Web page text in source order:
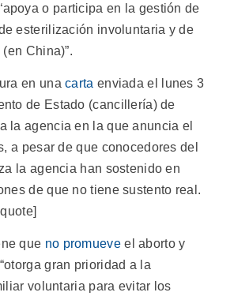
o participa en la gestión de
esterilización involuntaria y de
China)”.
en unacarta enviada el lunes 3
de Estado (cancillería) de
la agencia en la que anuncia el
a pesar de que conocedores del
la agencia han sostenido en
de que no tiene sustento real.
que no promueveel aborto y
gran prioridad a la
voluntaria para evitar los